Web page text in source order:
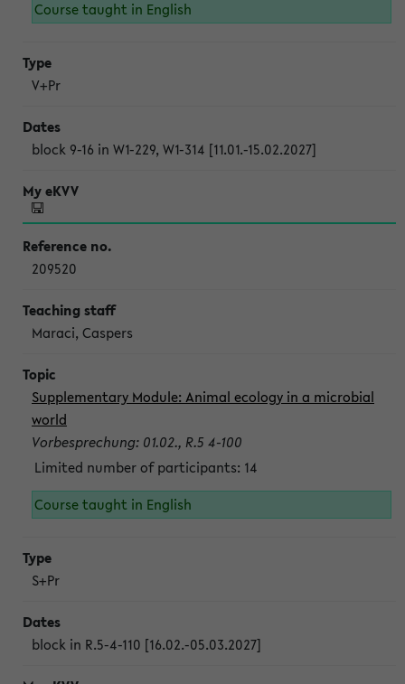
Course taught in English
V+Pr
block 9-16 in W1-229, W1-314 [11.01.-15.02.2027]
209520
Maraci, Caspers
Supplementary Module: Animal ecology in a microbial
world
Vorbesprechung: 01.02., R.5 4-100
Limited number of participants: 14
Course taught in English
S+Pr
block in R.5-4-110 [16.02.-05.03.2027]